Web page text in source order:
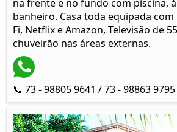
na frente e no fundo com piscina,
banheiro. Casa toda equipada
Fi, Netflix e Amazon, Televisão de
chuveirão nas áreas externas.
📞 73 - 98805 9641 / 73 - 98863 9795